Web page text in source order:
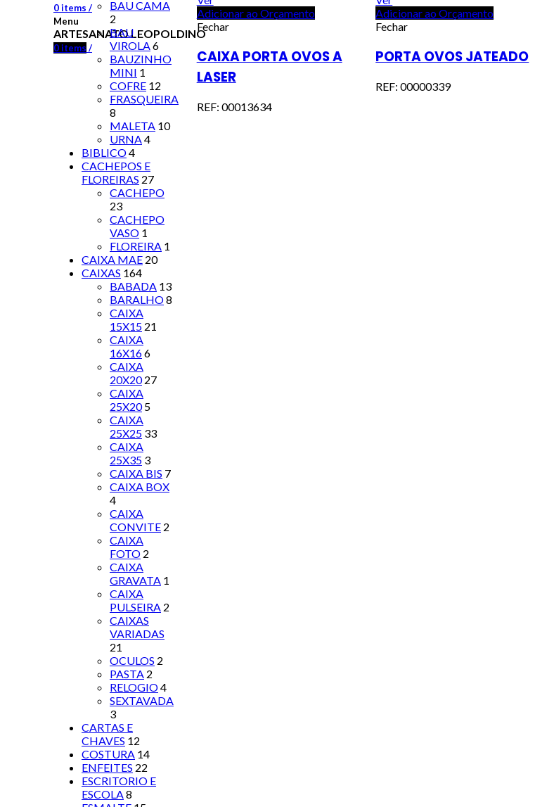
0items /
Menu
ARTESANATO LEOPOLDINO
0items /
Adicionar ao Orçamento
Fechar
CAIXA PORTA OVOS A
LASER
REF: 00013634
Adicionar ao Orçamento
Fechar
PORTA OVOS JATEADO
REF: 00000339
BAU CAMA
2
BAU
VIROLA6
BAUZINHO
MINI 1
COFRE 12
FRASQUEIRA
8
MALETA 10
URNA4
BIBLICO4
CACHEPOS E
FLOREIRAS 27
CACHEPO
23
CACHEPO
VASO 1
FLOREIRA 1
CAIXA MAE 20
CAIXAS 164
BABADA 13
BARALHO8
CAIXA
15X15 21
CAIXA
16X166
CAIXA
20X20 27
CAIXA
25X20 5
CAIXA
25X25 33
CAIXA
25X35 3
CAIXA BIS 7
CAIXA BOX
4
CAIXA
CONVITE 2
CAIXA
FOTO 2
CAIXA
GRAVATA 1
CAIXA
PULSEIRA 2
CAIXAS
VARIADAS
21
OCULOS 2
PASTA 2
RELOGIO4
SEXTAVADA
3
CARTAS E
CHAVES 12
COSTURA 14
ENFEITES 22
ESCRITORIO E
ESCOLA8